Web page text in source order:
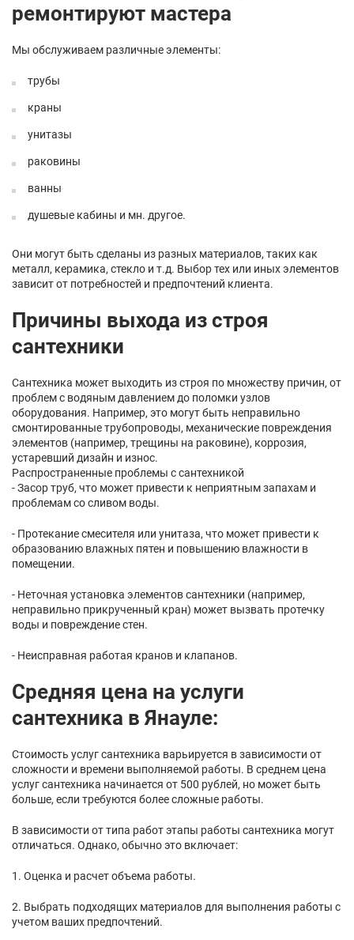
ремонтируют мастера
Мы обслуживаем различные элементы:
трубы
краны
унитазы
раковины
ванны
душевые кабины и мн. другое.
Они могут быть сделаны из разных материалов, таких как
металл, керамика, стекло и т.д. Выбор тех или иных элементов
зависит от потребностей и предпочтений клиента.
Причины выхода из строя
сантехники
Сантехника может выходить из строя по множеству причин, от
проблем с водяным давлением до поломки узлов
оборудования. Например, это могут быть неправильно
смонтированные трубопроводы, механические повреждения
элементов (например, трещины на раковине), коррозия,
устаревший дизайн и износ.
Распространенные проблемы с сантехникой
- Засор труб, что может привести к неприятным запахам и
проблемам со сливом воды.
- Протекание смесителя или унитаза, что может привести к
образованию влажных пятен и повышению влажности в
помещении.
- Неточная установка элементов сантехники (например,
неправильно прикрученный кран) может вызвать протечку
воды и повреждение стен.
- Неисправная работая кранов и клапанов.
Средняя цена на услуги
сантехника в Янауле:
Стоимость услуг сантехника варьируется в зависимости от
сложности и времени выполняемой работы. В среднем цена
услуг сантехника начинается от 500 рублей, но может быть
больше, если требуются более сложные работы.
В зависимости от типа работ этапы работы сантехника могут
отличаться. Однако, обычно это включает:
1. Оценка и расчет объема работы.
2. Выбрать подходящих материалов для выполнения работы с
учетом ваших предпочтений.